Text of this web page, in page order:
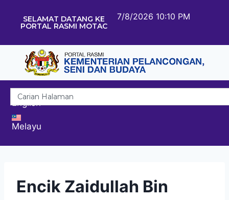
SELAMAT DATANG KE
PORTAL RASMI MOTAC
7/8/2026 10:10 PM
English
Melayu
Encik Zaidullah Bin